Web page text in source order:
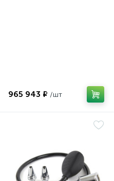
965 943 ₽